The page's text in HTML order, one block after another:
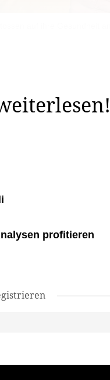
profitieren